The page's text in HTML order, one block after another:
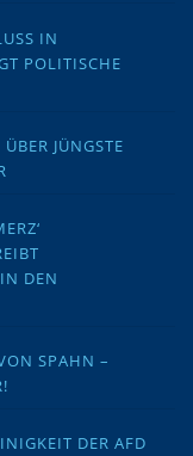
IN
POLITISCHE
JÜNGSTE
DEN
SPAHN –
DER AFD